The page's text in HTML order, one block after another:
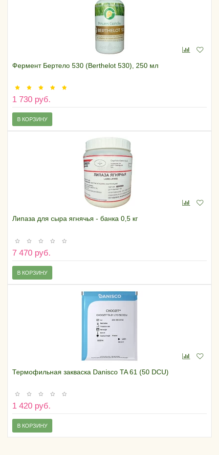
Фермент Бертело 530 (Berthelot 530), 250 мл
1 730 руб.
В КОРЗИНУ
Липаза для сыра ягнячья - банка 0,5 кг
7 470 руб.
В КОРЗИНУ
Термофильная закваска Danisсo TA 61 (50 DCU)
1 420 руб.
В КОРЗИНУ